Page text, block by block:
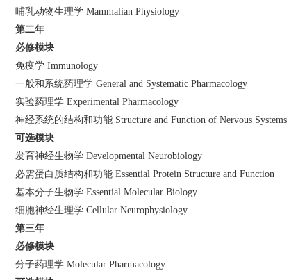
哺乳动物生理学 Mammalian Physiology
第二年
必修模块
免疫学 Immunology
一般和系统药理学 General and Systematic Pharmacology
实验药理学 Experimental Pharmacology
神经系统的结构和功能 Structure and Function of Nervous Systems
可选模块
发育神经生物学 Developmental Neurobiology
必需蛋白质结构和功能 Essential Protein Structure and Function
基本分子生物学 Essential Molecular Biology
细胞神经生理学 Cellular Neurophysiology
第三年
必修模块
分子药理学 Molecular Pharmacology